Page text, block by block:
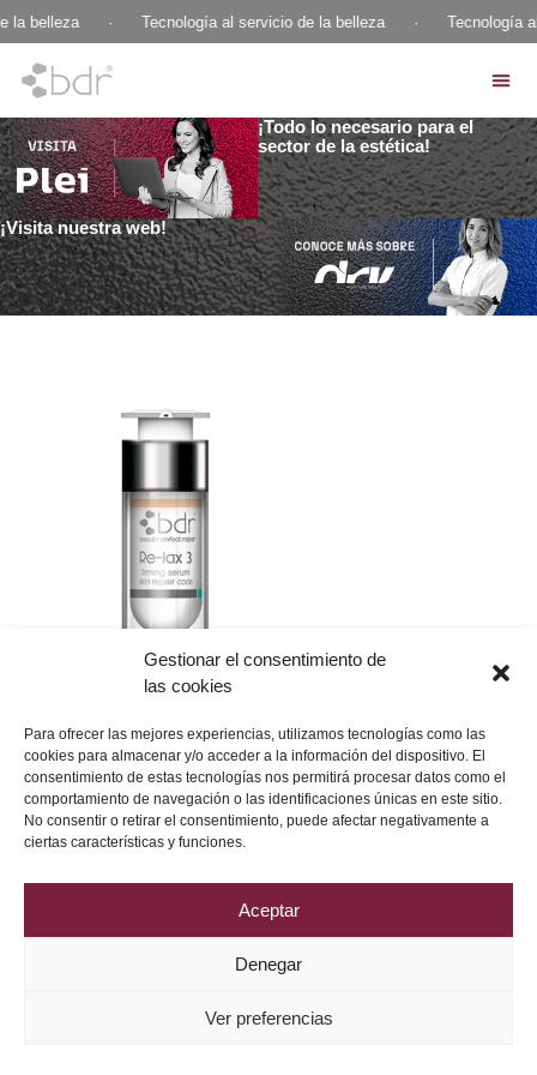
Gestionar el consentimiento de
las cookies
Para ofrecer las mejores experiencias, utilizamos tecnologías como las
cookies para almacenar y/o acceder a la información del dispositivo. El
consentimiento de estas tecnologías nos permitirá procesar datos como el
comportamiento de navegación o las identificaciones únicas en este sitio.
No consentir o retirar el consentimiento, puede afectar negativamente a
ciertas características y funciones.
Aceptar
Denegar
Ver preferencias
la belleza · Tecnología al servicio de la belleza · Tecnología
¡Todo lo necesario para el
sector de la estética!
¡Visita nuestra web!
2026 © Grupo DRV Phytolab
Política de Privacidad Aviso Legal Política de Cookies